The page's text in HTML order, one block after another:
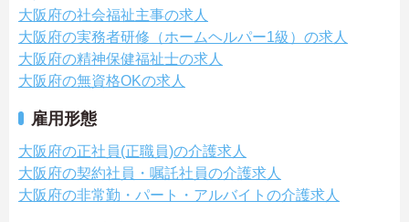
大阪府の社会福祉主事の求人
大阪府の実務者研修（ホームヘルパー1級）の求人
大阪府の精神保健福祉士の求人
大阪府の無資格OKの求人
雇用形態
大阪府の正社員(正職員)の介護求人
大阪府の契約社員・嘱託社員の介護求人
大阪府の非常勤・パート・アルバイトの介護求人